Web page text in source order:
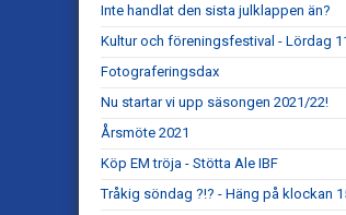
Inte handlat den sista julklappen än?
Kultur och föreningsfestival - Lördag
Fotograferingsdax
Nu startar vi upp säsongen 2021/22!
Årsmöte 2021
Köp EM tröja - Stötta Ale IBF
Tråkig söndag ?!? - Häng på klockan